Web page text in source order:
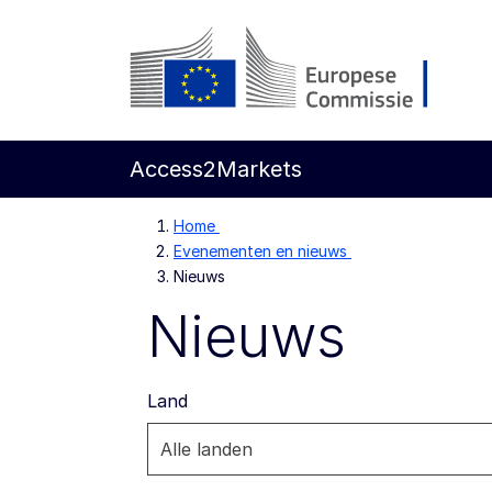
Direct naar de inhoud
Access2Markets
Home
Evenementen en nieuws
Nieuws
Nieuws
Land